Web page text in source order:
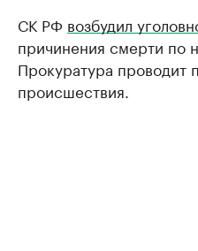
СК РФ возбудил
причинения смерти по
Прокуратура проводит
происшествия.